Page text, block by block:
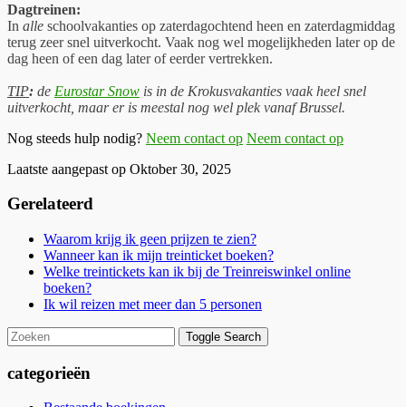
Dagtreinen:
In alle schoolvakanties op zaterdagochtend heen en zaterdagmiddag
terug zeer snel uitverkocht. Vaak nog wel mogelijkheden later op de
dag heen of een dag later of eerder vertrekken.
TIP: de Eurostar Snow is in de Krokusvakanties vaak heel snel
uitverkocht, maar er is meestal nog wel plek vanaf Brussel.
Nog steeds hulp nodig? Neem contact op Neem contact op
Laatste aangepast op Oktober 30, 2025
Gerelateerd
Waarom krijg ik geen prijzen te zien?
Wanneer kan ik mijn treinticket boeken?
Welke treintickets kan ik bij de Treinreiswinkel online
boeken?
Ik wil reizen met meer dan 5 personen
Toggle Search
categorieën